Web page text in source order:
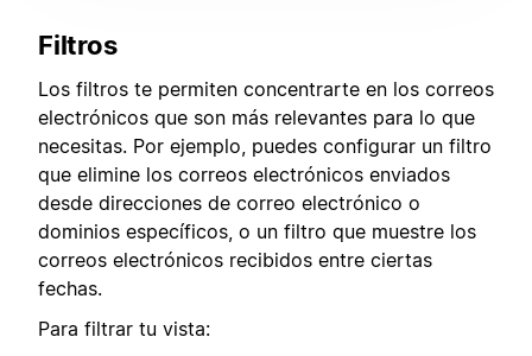
Filtros
Los filtros te permiten concentrarte en los correos
electrónicos que son más relevantes para lo que
necesitas. Por ejemplo, puedes configurar un filtro
que elimine los correos electrónicos enviados
desde direcciones de correo electrónico o
dominios específicos, o un filtro que muestre los
correos electrónicos recibidos entre ciertas
fechas.
Para filtrar tu vista: